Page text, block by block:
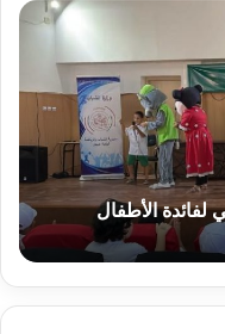
لفائدة الأطفال